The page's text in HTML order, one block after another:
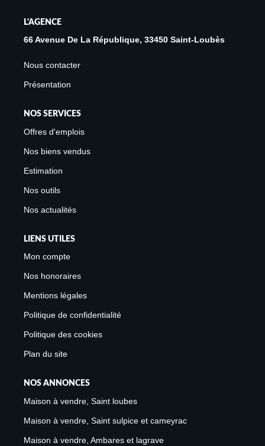
À La Location
Présentation De L'agence
L'AGENCE
66 Avenue De La République, 33450 Saint-Loubès
Nous contacter
Présentation
NOS SERVICES
Offres d'emplois
Nos biens vendus
Estimation
Nos outils
Nos actualités
LIENS UTILES
Mon compte
Nos honoraires
Mentions légales
Politique de confidentialité
Politique des cookies
Plan du site
NOS ANNONCES
Maison à vendre, Saint loubes
Maison à vendre, Saint sulpice et cameyrac
Maison à vendre, Ambares et lagrave